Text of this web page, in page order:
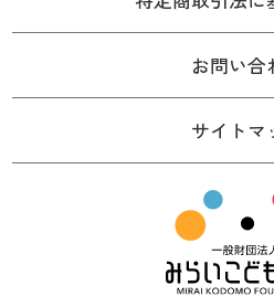
お問い合
サイトマ